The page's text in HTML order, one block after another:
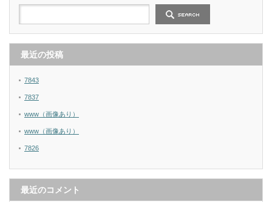
最近の投稿
7843
7837
www（画像あり）
www（画像あり）
7826
最近のコメント